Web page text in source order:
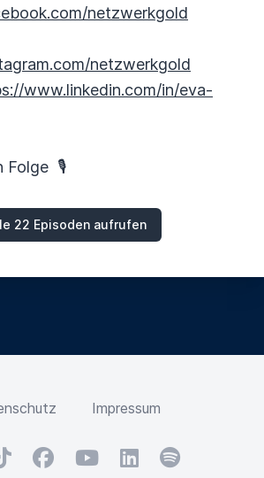
netzwerkgold
netzwerkgold
www.linkedin.com/in/eva-
Folge 🎙️
22 Episoden aufrufen
Impressum
FacebookYouTubeLinkedInSpotify